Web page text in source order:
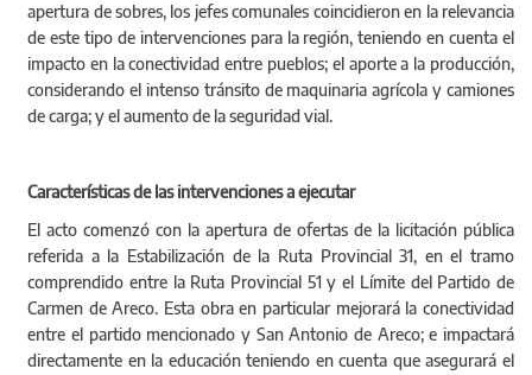
apertura de sobres, los jefes comunales coincidieron en la relevancia
de este tipo de intervenciones para la región, teniendo en cuenta el
impacto en la conectividad entre pueblos; el aporte a la producción,
considerando el intenso tránsito de maquinaria agrícola y camiones
de carga; y el aumento de la seguridad vial.
Características de las intervenciones a ejecutar
El acto comenzó con la apertura de ofertas de la licitación pública
referida a la Estabilización de la Ruta Provincial 31, en el tramo
comprendido entre la Ruta Provincial 51 y el Límite del Partido de
Carmen de Areco. Esta obra en particular mejorará la conectividad
entre el partido mencionado y San Antonio de Areco; e impactará
directamente en la educación teniendo en cuenta que asegurará el